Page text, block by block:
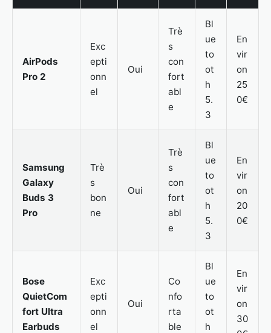
AirPods
Pro 2
Exc
epti
onn
el
Oui
Trè
s
con
fort
abl
e
Bl
ue
to
ot
h
5.
3
En
vir
on
25
0€
Samsung
Galaxy
Buds 3
Pro
Trè
s
bon
ne
Oui
Trè
s
con
fort
abl
e
Bl
ue
to
ot
h
5.
3
En
vir
on
20
0€
Bose
QuietCom
fort Ultra
Earbuds
Exc
epti
onn
el
Oui
Co
nfo
rta
ble
Bl
ue
to
ot
h
En
vir
on
30